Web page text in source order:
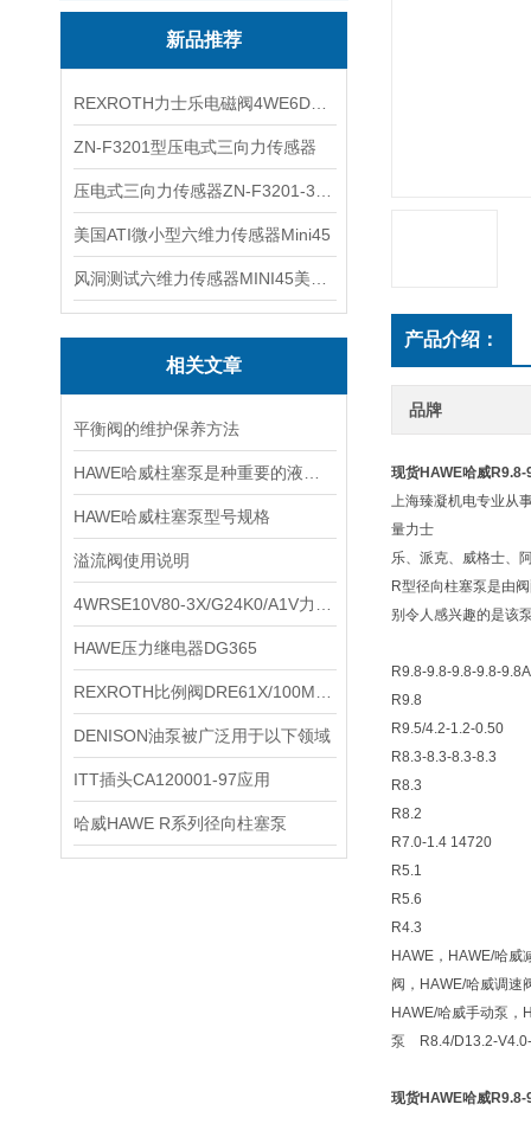
新品推荐
ZN-F3201型压电式三向力传感器
美国ATI微小型六维力传感器Mini45
相关文章
平衡阀的维护保养方法
HAWE哈威柱塞泵型号规格
溢流阀使用说明
HAWE压力继电器DG365
DENISON油泵被广泛用于以下领域
ITT插头CA120001-97应用
哈威HAWE R系列径向柱塞泵
产品介绍：
品牌
现货HAWE哈威
上海臻凝机电专业从
量力士
乐、派克、威格士、
R型径向柱塞泵是由
别令人感兴趣的是该
R9.8-9.8-9.8-9.8-
R9.8
R9.5/4.2-1.2-0.50
R8.3-8.3-8.3-8.3
R8.3
R8.2
R7.0-1.4 14720
R5.1
R5.6
R4.3
HAWE，HAWE/哈威
阀，HAWE/哈威调速
HAWE/哈威手动泵，
泵 R8.4/D13.2-V4.0-
现货HAWE哈威